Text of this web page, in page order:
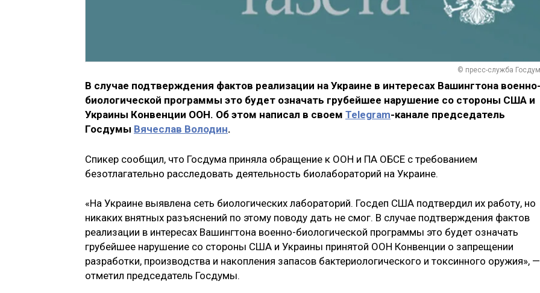
© пресс-служба
В случае подтверждения фактов реализации на Украине в интересах Вашингтона
биологической программы это будет означать грубейшее нарушение со стороны США и
Украины Конвенции ООН. Об этом написал в своем Telegram-канале председатель
Госдумы Вячеслав Володин.
Спикер сообщил, что Госдума приняла обращение к ООН и ПА ОБСЕ с требованием
безотлагательно расследовать деятельность биолабораторий на Украине.
«На Украине выявлена сеть биологических лабораторий. Госдеп США подтвердил их работу, но
никаких внятных разъяснений по этому поводу дать не смог. В случае подтверждения фактов
реализации в интересах Вашингтона военно-биологической программы это будет означать
грубейшее нарушение со стороны США и Украины принятой ООН Конвенции о запрещении
разработки, производства и накопления запасов бактериологического и токсинного оружия», —
отметил председатель Госдумы.